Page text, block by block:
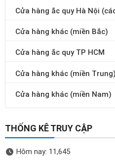
Cửa hàng ắc quy Hà Nội
Cửa hàng khác (miền Bắc)
Cửa hàng ắc quy TP HCM
Cửa hàng khác (miền Trung)
Cửa hàng khác (miền Nam)
THỐNG KÊ TRUY CẬP
Hôm nay: 11,645